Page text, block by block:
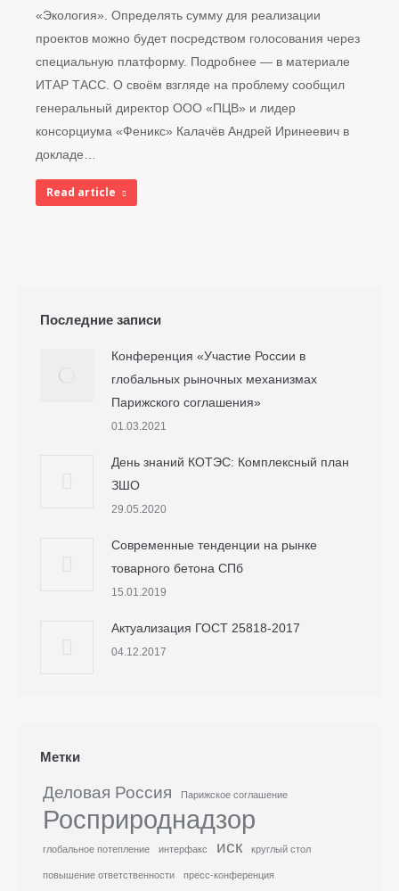
«Экология». Определять сумму для реализации
проектов можно будет посредством голосования через
специальную платформу. Подробнее — в материале
ИТАР ТАСС. О своём взгляде на проблему сообщил
генеральный директор ООО «ПЦВ» и лидер
консорциума «Феникс» Калачёв Андрей Иринеевич в
докладе…
Read article
Последние записи
Конференция «Участие России в
глобальных рыночных механизмах
Парижского соглашения»
01.03.2021
День знаний КОТЭС: Комплексный план
ЗШО
29.05.2020
Современные тенденции на рынке
товарного бетона СПб
15.01.2019
Актуализация ГОСТ 25818-2017
04.12.2017
Метки
Деловая Россия Парижское соглашение
Росприроднадзор
глобальное потепление интерфакс иск круглый стол
повышение ответственности пресс-конференция